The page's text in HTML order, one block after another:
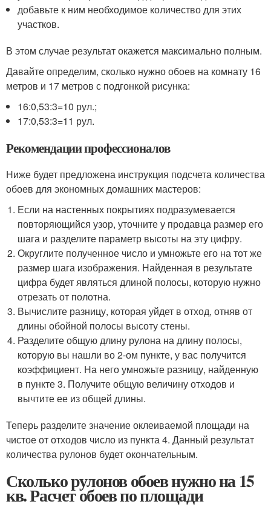
добавьте к ним необходимое количество для этих
участков.
В этом случае результат окажется максимально полным.
Давайте определим, сколько нужно обоев на комнату 16
метров и 17 метров с подгонкой рисунка:
16:0,53:3=10 рул.;
17:0,53:3=11 рул.
Рекомендации профессионалов
Ниже будет предложена инструкция подсчета количества
обоев для экономных домашних мастеров:
Если на настенных покрытиях подразумевается
повторяющийся узор, уточните у продавца размер его
шага и разделите параметр высоты на эту цифру.
Округлите полученное число и умножьте его на тот же
размер шага изображения. Найденная в результате
цифра будет являться длиной полосы, которую нужно
отрезать от полотна.
Вычислите разницу, которая уйдет в отход, отняв от
длины обойной полосы высоту стены.
Разделите общую длину рулона на длину полосы,
которую вы нашли во 2-ом пункте, у вас получится
коэффициент. На него умножьте разницу, найденную
в пункте 3. Получите общую величину отходов и
вычтите ее из общей длины.
Теперь разделите значение оклеиваемой площади на
чистое от отходов число из пункта 4. Данный результат
количества рулонов будет окончательным.
Сколько рулонов обоев нужно на 15
кв. Расчет обоев по площади